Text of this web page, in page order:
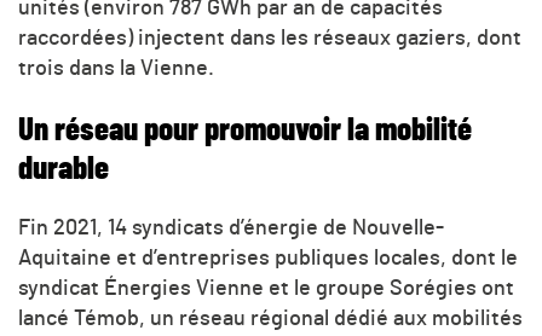
unités (environ 787 GWh par an de capacités
raccordées) injectent dans les réseaux gaziers, dont
trois dans la Vienne.
Un réseau pour promouvoir la mobilité
durable
Fin 2021, 14 syndicats d’énergie de Nouvelle-
Aquitaine et d’entreprises publiques locales, dont le
syndicat Énergies Vienne et le groupe Sorégies ont
lancé Témob, un réseau régional dédié aux mobilités